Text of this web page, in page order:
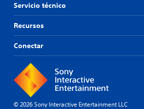
Servicio técnico
Recursos
Conectar
© 2026 Sony Interactive Entertainment LLC